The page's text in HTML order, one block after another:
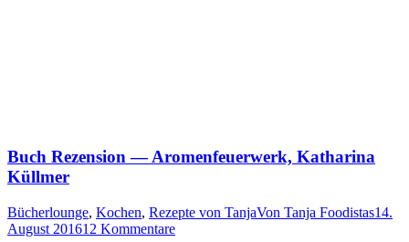
Buch Rezension — Aromenfeuerwerk, Katharina
Küllmer
Bücherlounge, Kochen, Rezepte von TanjaVon Tanja Foodistas14.
August 201612 Kommentare